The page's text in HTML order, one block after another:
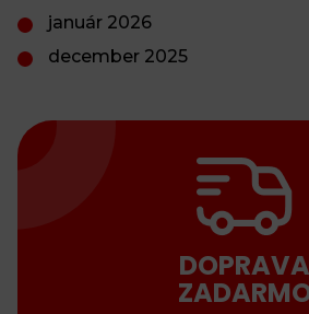
január 2026
december 2025
DOPRAVA